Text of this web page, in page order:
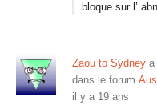
bloque sur l’
Zaou to Sydney a
dans le forum
il y a 19 ans